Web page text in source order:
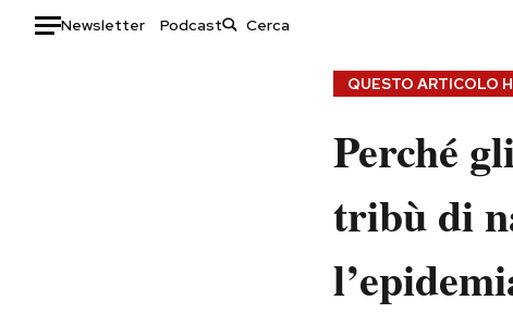
Newsletter Podcast
Storie/Idee
QUESTO ARTICOLO
Perché
tribù di